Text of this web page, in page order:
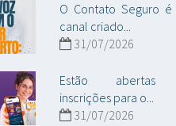
O Contato Seguro é
canal criado...
31/07/2026
Estão abertas
inscrições para o...
31/07/2026